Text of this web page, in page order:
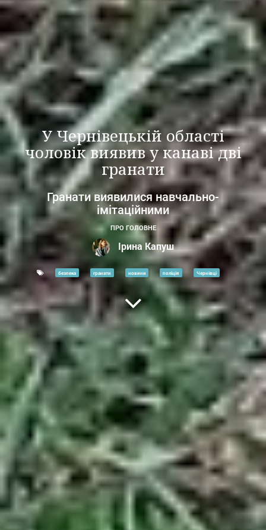
У Чернівецькій області
чоловік виявив у канаві дві
гранати
Гранати виявилися навчально-
імітаційними
ПРО ГОЛОВНЕ
Ірина Капуш
безпека гранати новини поліція Чернівці